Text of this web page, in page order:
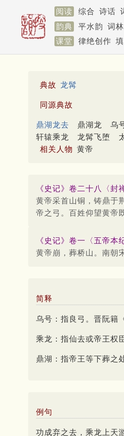
阅读 综合 诗话
韵典
平水韵 词
课堂
律绝创作
典故 龙髯
同源典故
鼎湖龙去 鼎湖龙 乌
轩辕乘龙
龙髯飞堕
相关人物 黄帝
《史记》卷二十八〈封
黄帝采首山铜，铸鼎于
帝之弓。百姓仰望黄帝
《史记》卷一〈五帝本
黄帝崩，葬桥山。南朝
简释
乌号：指良弓。晋阮籍
乘龙：指仙去或帝王权
鼎湖：指帝王等下葬之
例句
功成弃之去，乘龙上天